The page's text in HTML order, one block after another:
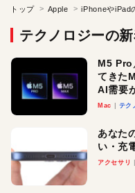
トップ Apple
テクノロジーの
M5 Pro
てきた
AI需要
Mac テク
あなた
い・充
アクセサリ